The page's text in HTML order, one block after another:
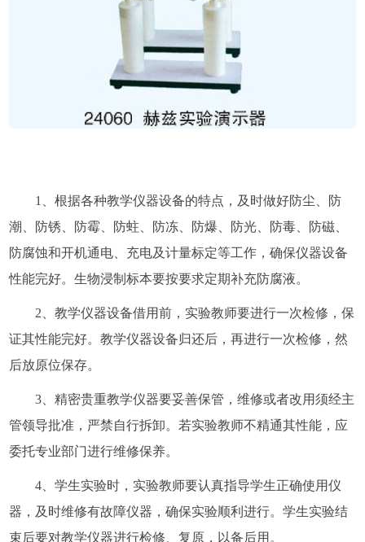
1、根据各种教学仪器设备的特点，及时做好防尘、防
潮、防锈、防霉、防蛀、防冻、防爆、防光、防毒、防磁、
防腐蚀和开机通电、充电及计量标定等工作，确保仪器设备
性能完好。生物浸制标本要按要求定期补充防腐液。
2、教学仪器设备借用前，实验教师要进行一次检修，保
证其性能完好。教学仪器设备归还后，再进行一次检修，然
后放原位保存。
3、精密贵重教学仪器要妥善保管，维修或者改用须经主
管领导批准，严禁自行拆卸。若实验教师不精通其性能，应
委托专业部门进行维修保养。
4、学生实验时，实验教师要认真指导学生正确使用仪
器，及时维修有故障仪器，确保实验顺利进行。学生实验结
束后要对教学仪器进行检修、复原，以备后用。